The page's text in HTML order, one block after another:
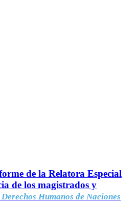
de la Relatora Especial
de los magistrados y
Humanos de Naciones